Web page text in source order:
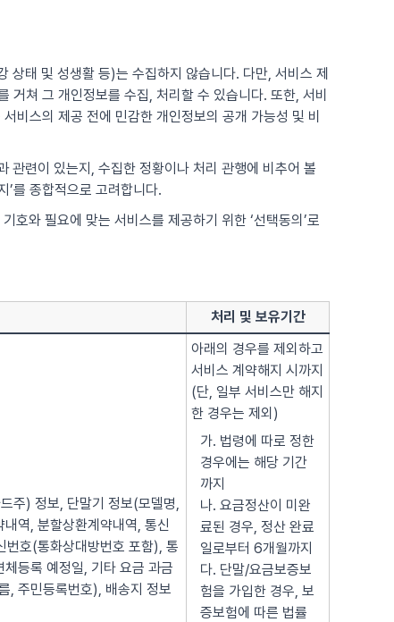
태 및 성생활 등)는 수집하지 않습니다. 다만, 서비스 제
쳐 그 개인정보를 수집, 처리할 수 있습니다. 또한, 서비
비스의 제공 전에 민감한 개인정보의 공개 가능성 및 비
관련이 있는지, 수집한 정황이나 처리 관행에 비추어 볼
를 종합적으로 고려합니다.
호와 필요에 맞는 서비스를 제공하기 위한 ‘선택동의’로
처리 및 보유기간
주) 정보, 단말기 정보(모델명,
역, 분할상환계약내역, 통신
번호(통화상대방번호 포함), 통
등록 예정일, 기타 요금 과금
, 주민등록번호), 배송지 정보
아래의 경우를 제외하고
서비스 계약해지 시까지
(단, 일부 서비스만 해지
한 경우는 제외)
가. 법령에 따로 정한
경우에는 해당 기간
까지
나. 요금정산이 미완
료된 경우, 정산 완료
일로부터 6개월까지
다. 단말/요금보증보
험을 가입한 경우, 보
증보험에 따른 법률